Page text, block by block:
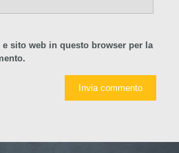
sito web in questo browser per la